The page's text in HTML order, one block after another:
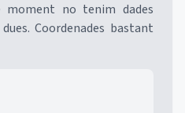
moment no tenim dades
Coordenades bastant